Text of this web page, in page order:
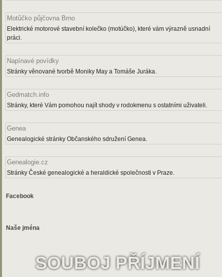
Motůčko půjčovna Brno
Elektrické motorové stavební kolečko (motúčko), které vám výrazně usnadní
práci.
Napínavé povídky
Stránky věnované tvorbě Moniky May a Tomáše Juráka.
Gedmatch.info
Stránky, které Vám pomohou najít shody v rodokmenu s ostatními uživateli.
Genea
Genealogické stránky Občanského sdružení Genea.
Genealogie.cz
Stránky České genealogické a heraldické společnosti v Praze.
Facebook
Naše jména
SOUBOJ PŘÍJMENÍ